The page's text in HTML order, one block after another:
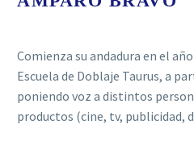
Comienza su andadura en el
Escuela de Doblaje Taurus, a
poniendo voz a distintos
productos (cine, tv, publicidad,